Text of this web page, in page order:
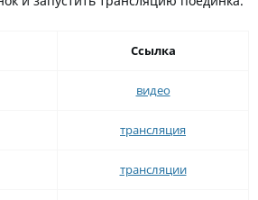
Ссылка
видео
трансляция
трансляции